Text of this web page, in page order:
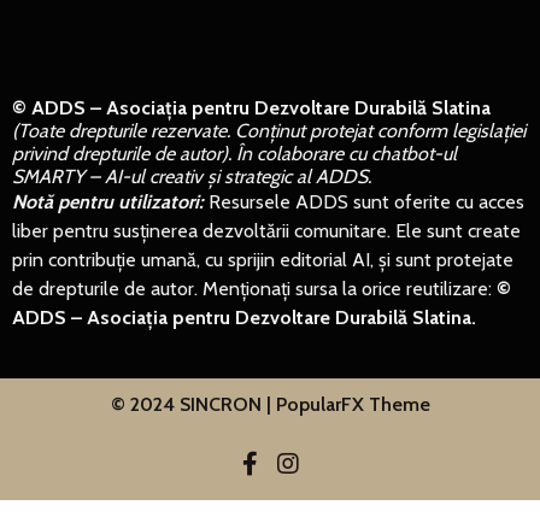
© ADDS – Asociația pentru Dezvoltare Durabilă Slatina
(Toate drepturile rezervate. Conținut protejat conform legislației
privind drepturile de autor). În colaborare cu chatbot-ul
SMARTY – AI-ul creativ și strategic al ADDS.
Notă pentru utilizatori: Resursele ADDS sunt oferite cu acces
liber pentru susținerea dezvoltării comunitare. Ele sunt create
prin contribuție umană, cu sprijin editorial AI, și sunt protejate
de drepturile de autor. Menționați sursa la orice reutilizare: ©
ADDS – Asociația pentru Dezvoltare Durabilă Slatina.
© 2024 SINCRON | PopularFX Theme